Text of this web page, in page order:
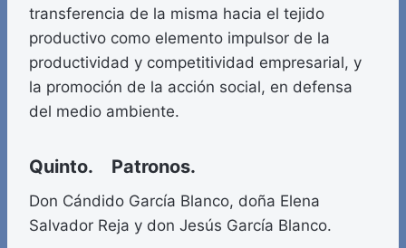
transferencia de la misma hacia el tejido
productivo como elemento impulsor de la
productividad y competitividad empresarial, y
la promoción de la acción social, en defensa
del medio ambiente.
Quinto. Patronos.
Don Cándido García Blanco, doña Elena
Salvador Reja y don Jesús García Blanco.